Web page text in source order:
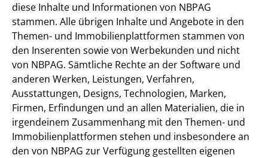
diese Inhalte und Informationen von NBPAG
stammen. Alle übrigen Inhalte und Angebote in den
Themen- und Immobilienplattformen stammen von
den Inserenten sowie von Werbekunden und nicht
von NBPAG. Sämtliche Rechte an der Software und
anderen Werken, Leistungen, Verfahren,
Ausstattungen, Designs, Technologien, Marken,
Firmen, Erfindungen und an allen Materialien, die in
irgendeinem Zusammenhang mit den Themen- und
Immobilienplattformen stehen und insbesondere an
den von NBPAG zur Verfügung gestellten eigenen